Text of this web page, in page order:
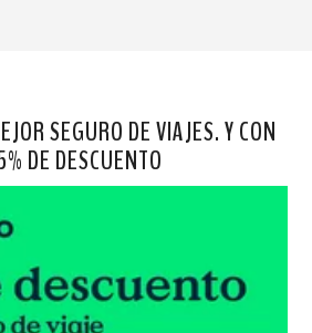
SEGURO DE VIAJES. Y CON
DE DESCUENTO